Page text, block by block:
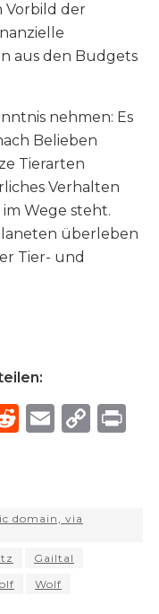
Vorbild der
aus den Budgets
nehmen: Es
Belieben
Tierarten
Verhalten
Wege steht.
überleben
Tier- und
R
t
E
C
domain, via
Gailtal
Wolf